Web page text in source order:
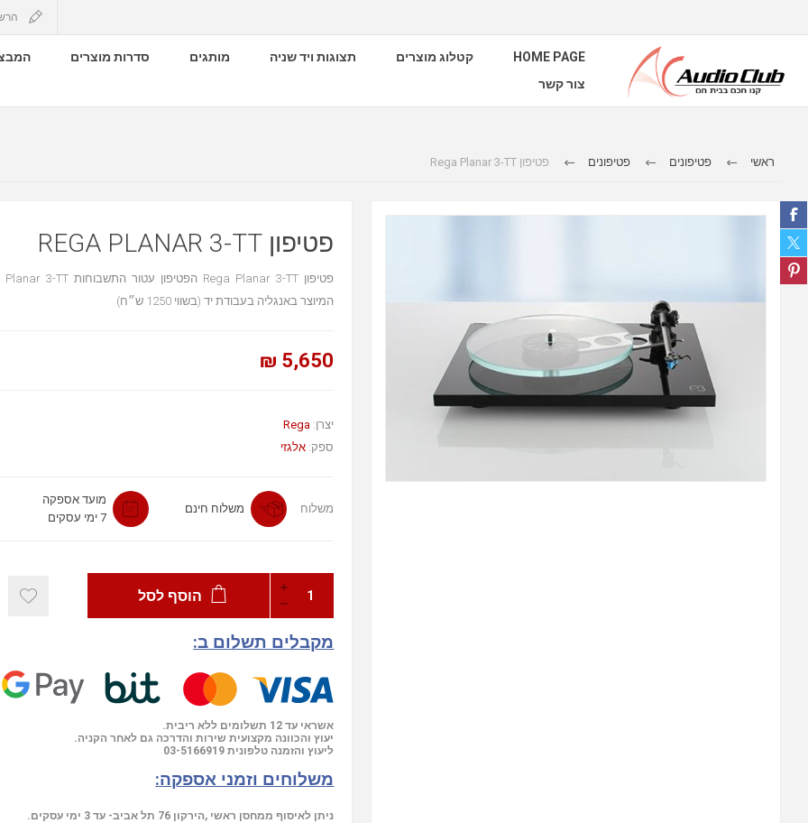
HOME PAGE קטלוג מוצרים תצוגות ויד שניה מותגים סדרות מוצרים
צור קשר
ראשי פטיפונים פטיפונים פטיפון Rega Planar 3-TT
פטיפון REGA PLANAR 3-TT
המיוצר באנגליה בעבודת יד (בשווי 1250 ש״ח)
5,650 ₪
יצרן: Rega
ספק: אלגזי
משלוח משלוח חינם
מועד אספקה
7 ימי עסקים
הוסף לסל
מקבלים תשלום ב:
אשראי עד 12 תשלומים ללא ריבית.
יעוץ והכוונה מקצועית שירות והדרכה גם לאחר הקניה.
ליעוץ והזמנה טלפונית 03-5166919
משלוחים וזמני אספקה:
ניתן לאיסוף ממחסן ראשי ,הירקון 76 תל אביב- עד 3 ימי עסקים.